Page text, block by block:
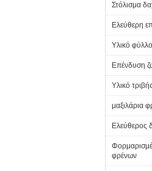
Στόλισμα
Ελεύθερη
Υλικό
Επένδυση
Υλικό
μαξιλάρια
Ελεύθερος
φρένων